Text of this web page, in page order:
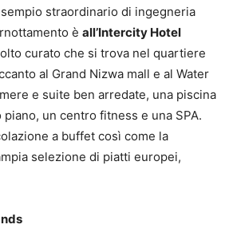
straordinario di ingegneria
è all’Intercity Hotel
curato che si trova nel quartiere
al Grand Nizwa mall e al Water
e suite ben arredate, una piscina
piano, un centro fitness e una SPA.
a buffet così come la
selezione di piatti europei,